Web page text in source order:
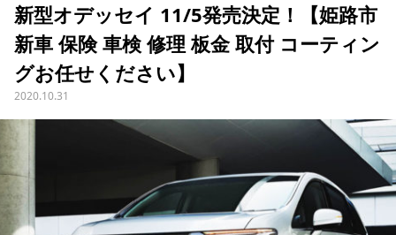
新型オデッセイ 11/5発売決定！【姫路市
新車 保険 車検 修理 板金 取付 コーティン
グお任せください】
2020.10.31